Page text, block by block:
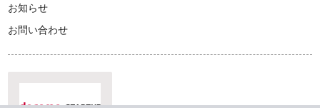
お知らせ
お問い合わせ